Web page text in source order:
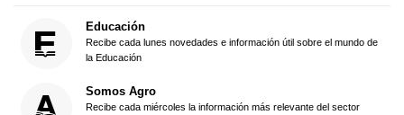
Educación
Recibe cada lunes novedades e información útil sobre el mundo de
la Educación
Somos Agro
Recibe cada miércoles la información más relevante del sector